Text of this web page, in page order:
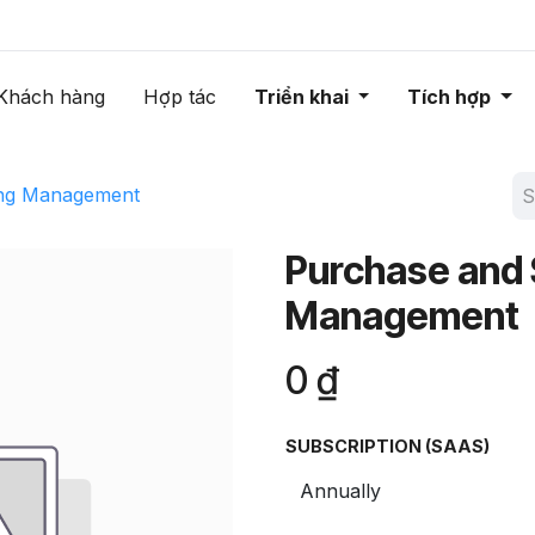
hàng Hợp tác Triển khai Tích hợp
Management
Purchase
Management
0 ₫
SUBSCRIPTION (SAAS)